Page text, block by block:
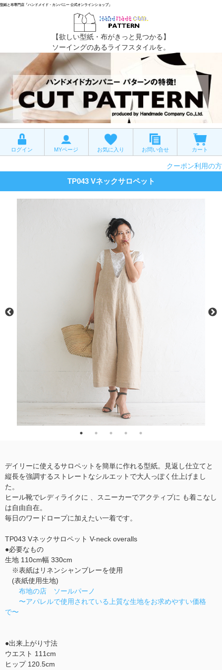
型紙と布専門店「ハンドメイド・カンパニー 公式オンラインショップ」
【欲しい型紙・布がきっと見つかる】
ソーイングのあるライフスタイルを。
ログイン MYページ お気に入り お問い合せ カート
クーポン利用の方
TP043 Vネックサロペット
デイリーに使えるサロペットを簡単に作れる型紙。見返し仕立てと
縦長を強調するストレートなシルエットで大人っぽく仕上げまし
た。
ヒール靴でレディライクに 、スニーカーでアクティプに も着こなし
は自由自在。
毎日のワードロープに加えたい一着です。
TP043 Vネックサロペット V-neck overalls
●必要なもの
生地 110cm幅 330cm
※表紙はリネンシャンブレーを使用
(表紙使用生地)
布地の店 ソールパーノ
〜アパレルで使用されている上質な生地をお求めやすい価格
で〜
●出来上がり寸法
ウエスト 111cm
ヒップ 120.5cm